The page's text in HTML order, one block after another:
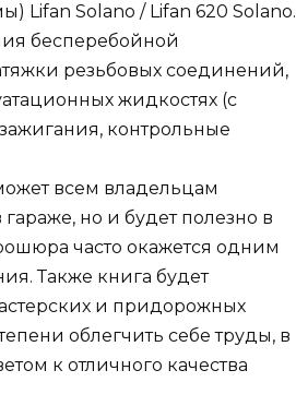
Lifan Solano / Lifan 620 Solano.
бесперебойной
резьбовых соединений,
жидкостях (с
контрольные
всем владельцам
но и будет полезно в
часто окажется одним
Также книга будет
и придорожных
облегчить себе труды, в
к отличного качества